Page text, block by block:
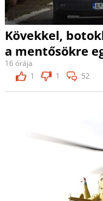
Kövekkel,
a mentősökre
16 órája
1
1 52